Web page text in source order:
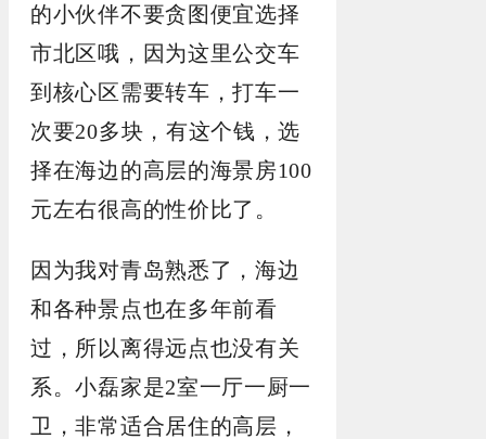
的小伙伴不要贪图便宜选择
市北区哦，因为这里公交车
到核心区需要转车，打车一
次要20多块，有这个钱，选
择在海边的高层的海景房100
元左右很高的性价比了。
因为我对青岛熟悉了，海边
和各种景点也在多年前看
过，所以离得远点也没有关
系。小磊家是2室一厅一厨一
卫，非常适合居住的高层，